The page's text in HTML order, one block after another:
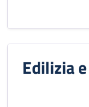
Edilizia